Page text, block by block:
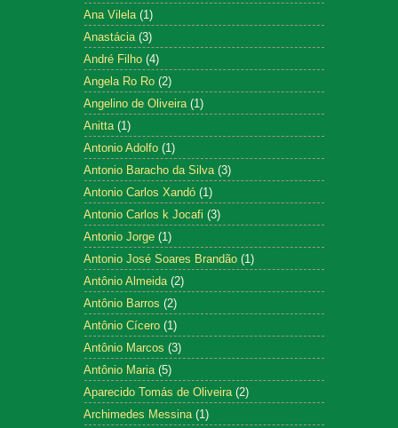
Ana Vilela (1)
Anastácia (3)
André Filho (4)
Angela Ro Ro (2)
Angelino de Oliveira (1)
Anitta (1)
Antonio Adolfo (1)
Antonio Baracho da Silva (3)
Antonio Carlos Xandó (1)
Antonio Carlos k Jocafi (3)
Antonio Jorge (1)
Antonio José Soares Brandão (1)
Antônio Almeida (2)
Antônio Barros (2)
Antônio Cícero (1)
Antônio Marcos (3)
Antônio Maria (5)
Aparecido Tomás de Oliveira (2)
Archimedes Messina (1)